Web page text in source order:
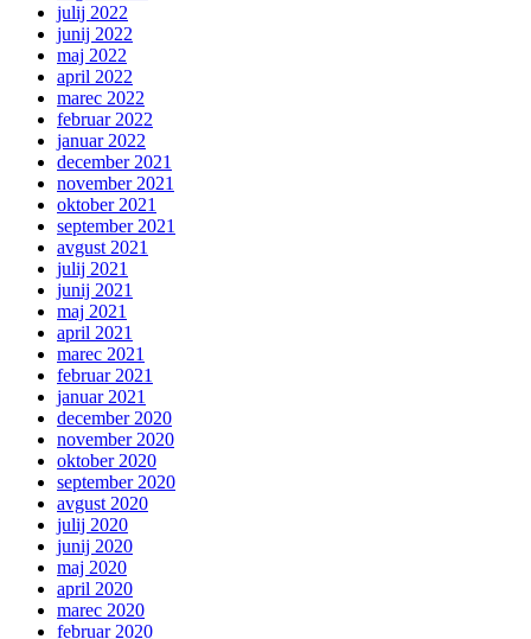
julij 2022
junij 2022
maj 2022
april 2022
marec 2022
februar 2022
januar 2022
december 2021
november 2021
oktober 2021
september 2021
avgust 2021
julij 2021
junij 2021
maj 2021
april 2021
marec 2021
februar 2021
januar 2021
december 2020
november 2020
oktober 2020
september 2020
avgust 2020
julij 2020
junij 2020
maj 2020
april 2020
marec 2020
februar 2020